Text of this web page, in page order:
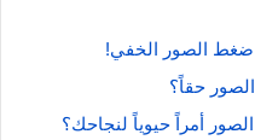
ضغط الصور الخفي!
حقاً؟
أمراً حيوياً لنجاحك؟